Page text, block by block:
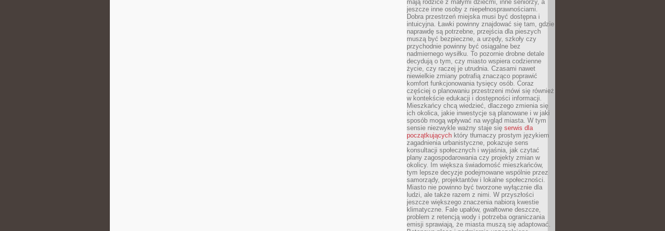
mają rodzice z małymi dziećmi, inne seniorzy, a
jeszcze inne osoby z niepełnosprawnościami.
Dobra przestrzeń miejska musi być dostępna i
intuicyjna. Ławki powinny znajdować się tam, gdzie
naprawdę są potrzebne, przejścia dla pieszych
muszą być bezpieczne, a urzędy, szkoły czy
przychodnie powinny być osiągalne bez
nadmiernego wysiłku. To pozornie drobne detale
decydują o tym, czy miasto wspiera codzienne
życie, czy raczej je utrudnia. Czasami nawet
niewielkie zmiany potrafią znacząco poprawić
komfort funkcjonowania tysięcy osób. Coraz
częściej o planowaniu przestrzeni mówi się również
w kontekście edukacji i dostępności informacji.
Mieszkańcy chcą wiedzieć, dlaczego zmienia się
ich okolica, jakie inwestycje są planowane i w jaki
sposób mogą wpływać na wygląd miasta. W tym
sensie niezwykle ważny staje się serwis dla
początkujących który tłumaczy prostym językiem
zagadnienia urbanistyczne, pokazuje sens
konsultacji społecznych i wyjaśnia, jak czytać
plany zagospodarowania czy projekty zmian w
okolicy. Im większa świadomość mieszkańców,
tym lepsze decyzje podejmowane wspólnie przez
samorządy, projektantów i lokalne społeczności.
Miasto nie powinno być tworzone wyłącznie dla
ludzi, ale także razem z nimi. W przyszłości
jeszcze większego znaczenia nabiorą kwestie
klimatyczne. Fale upałów, gwałtowne deszcze,
problem z retencją wody i potrzeba ograniczania
emisji sprawiają, że miasta muszą się adaptować.